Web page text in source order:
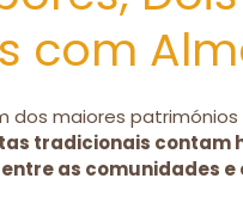
com
dos maiores
tradicionais contam
as comunidades e